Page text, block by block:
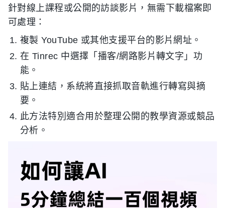
針對線上課程或公開的訪談影片，無需下載檔案即
可處理：
複製 YouTube 或其他支援平台的影片網址。
在 Tinrec 中選擇「播客/網路影片轉文字」功
能。
貼上連結，系統將直接抓取音軌進行轉寫與摘
要。
此方法特別適合用於整理公開的教學資源或競品
分析。